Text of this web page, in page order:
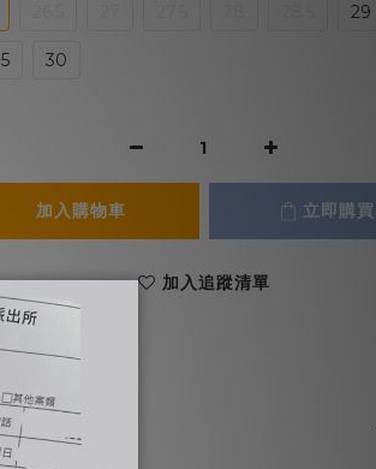
29
30
加入購物車 立即購買
加入追蹤清單
及付款方式